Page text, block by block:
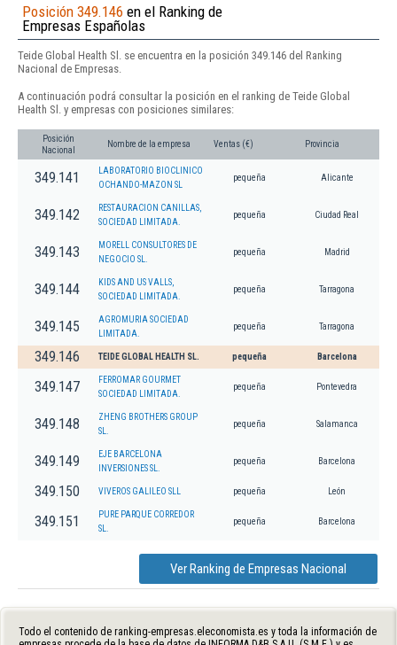
Posición 349.146 en el Ranking de
Empresas Españolas
Teide Global Health Sl. se encuentra en la posición 349.146 del Ranking
Nacional de Empresas.
A continuación podrá consultar la posición en el ranking de Teide Global
Health Sl. y empresas con posiciones similares:
Posición
Nacional
Nombre de la empresa Ventas (€) Provincia
349.141
LABORATORIO BIOCLINICO
OCHANDO-MAZON SL
pequeña Alicante
349.142
RESTAURACION CANILLAS,
SOCIEDAD LIMITADA.
pequeña Ciudad Real
349.143
MORELL CONSULTORES DE
NEGOCIO SL.
pequeña Madrid
349.144
KIDS AND US VALLS,
SOCIEDAD LIMITADA.
pequeña Tarragona
349.145
AGROMURIA SOCIEDAD
LIMITADA.
pequeña Tarragona
349.146 TEIDE GLOBAL HEALTH SL. pequeña Barcelona
349.147
FERROMAR GOURMET
SOCIEDAD LIMITADA.
pequeña Pontevedra
349.148
ZHENG BROTHERS GROUP
SL.
pequeña Salamanca
349.149
EJE BARCELONA
INVERSIONES SL.
pequeña Barcelona
349.150 VIVEROS GALILEO SLL pequeña León
349.151
PURE PARQUE CORREDOR
SL.
pequeña Barcelona
Ver Ranking de Empresas Nacional
Todo el contenido de ranking-empresas.eleconomista.es y toda la información de